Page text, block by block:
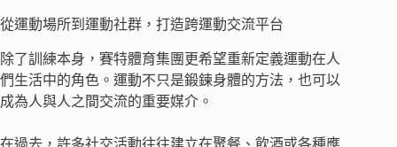
從運動場所到運動社群，打造跨運動交流平台
除了訓練本身，賽特體育集團更希望重新定義運動在人
們生活中的角色。運動不只是鍛鍊身體的方法，也可以
成為人與人之間交流的重要媒介。
在過去，許多社交活動往往建立在聚餐、飲酒或各種應